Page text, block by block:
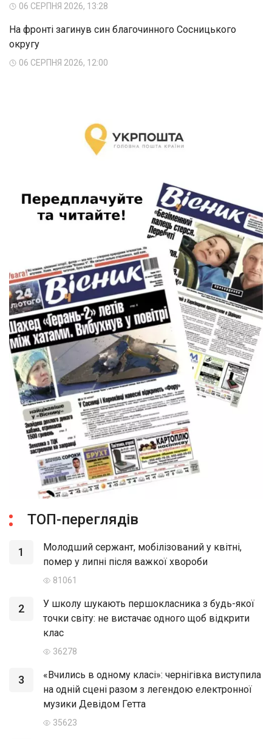
06 СЕРПНЯ 2026, 13:28
На фронті загинув син благочинного Сосницького
округу
06 СЕРПНЯ 2026, 12:00
ТОП-переглядів
1
Молодший сержант, мобілізований у квітні,
помер у липні після важкої хвороби
81061
2
У школу шукають першокласника з будь-якої
точки світу: не вистачає одного щоб відкрити
клас
36278
3
«Вчились в одному класі»: чернігівка виступила
на одній сцені разом з легендою електронної
музики Девідом Гетта
35623